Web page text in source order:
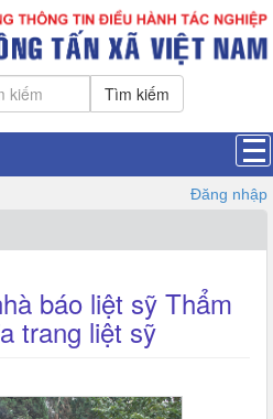
Tìm kiếm
Đăng nhập
báo liệt sỹ Thẩm
trang liệt sỹ